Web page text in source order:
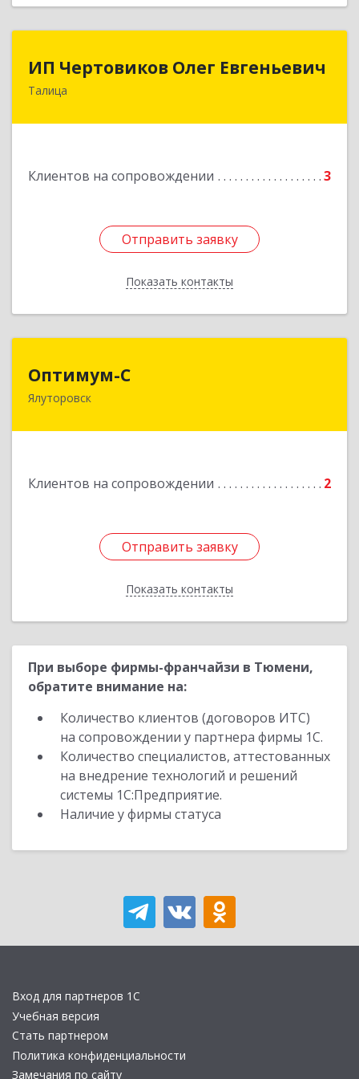
ИП Чертовиков Олег Евгеньевич
Талица
Клиентов на сопровождении 3
Отправить заявку
Показать контакты
623640, Свердловская обл, Талица г, Ленина ул,
Отправить заявку
Назад
Оптимум-С
Ялуторовск
Клиентов на сопровождении 2
Отправить заявку
Показать контакты
Отправить заявку
Назад
При выборе фирмы-франчайзи в Тюмени,
обратите внимание на:
Количество клиентов (договоров ИТС)
на сопровождении у партнера фирмы 1С.
Количество специалистов, аттестованных
на внедрение технологий и решений
системы 1С:Предприятие.
Наличие у фирмы статуса
Вход для партнеров 1С
Учебная версия
Стать партнером
Политика конфиденциальности
Замечания по сайту